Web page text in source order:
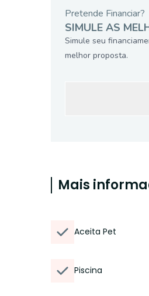
Pretende Financiar?
SIMULE AS
Simule seu
melhor proposta.
Mais
Aceita Pet
Piscina